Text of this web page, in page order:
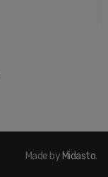
Made by Midasto.